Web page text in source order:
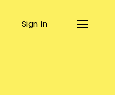
Sign in